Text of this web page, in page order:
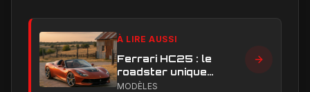
À LIRE AUSSI
Ferrari HC25 : le
roadster unique
dévoilé au Texas,
MODÈLES